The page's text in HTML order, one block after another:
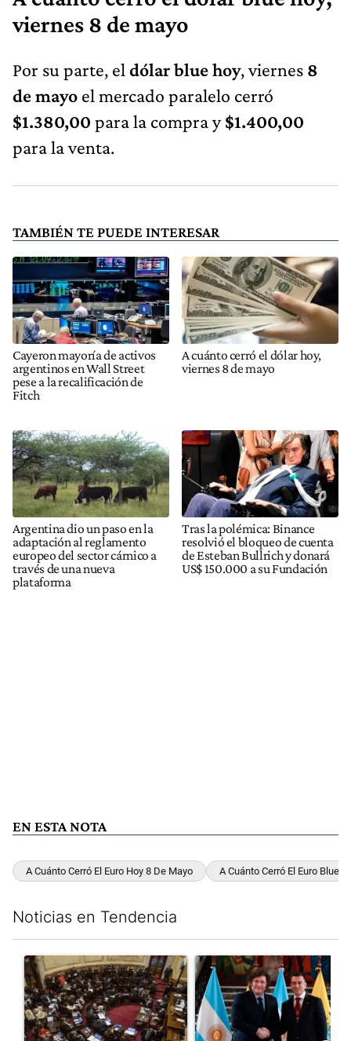
viernes 8 de mayo
Por su parte, el dólar blue hoy, viernes 8
de mayo el mercado paralelo cerró
$1.380,00 para la compra y$1.400,00
para la venta.
TAMBIÉN TE PUEDE INTERESAR
Cayeron mayoría de activos
argentinos en Wall Street
pese a la recalificación de
Fitch
A cuánto cerró el dólar hoy,
viernes 8 de mayo
Argentina dio un paso en la
adaptación al reglamento
europeo del sector cárnico a
través de una nueva
plataforma
Tras la polémica: Binance
resolvió el bloqueo de cuenta
de Esteban Bullrich y donará
US$ 150.000 a su Fundación
EN ESTA NOTA
A Cuánto Cerró El Euro Hoy 8 De Mayo A Cuánto Cerró El Euro Blue
Noticias en Tendencia
Un artículo de tendencia con el título "El Senado dio media
Un artículo de tendencia con